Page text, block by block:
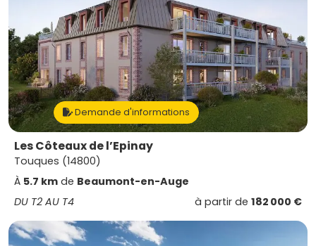
Demande d'informations
Les Côteaux de l’Epinay
Touques (14800)
À 5.7 km de Beaumont-en-Auge
DU T2 AU T4
à partir de 182 000 €